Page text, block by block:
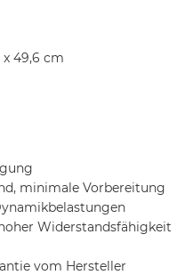
x 49,6 cm
minimale Vorbereitung
Widerstandsfähigkeit
vom Hersteller